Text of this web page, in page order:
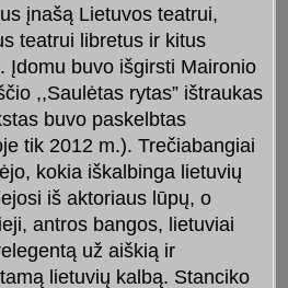
įnašą Lietuvos teatrui,
teatrui libretus ir kitus
Įdomu buvo išgirsti Maironio
,,Saulėtas rytas” ištraukas
buvo paskelbtas
tik 2012 m.). Trečiabangiai
kokia iškalbinga lietuvių
iš aktoriaus lūpų, o
antros bangos, lietuviai
už aiškią ir
lietuvių kalbą. Stanciko